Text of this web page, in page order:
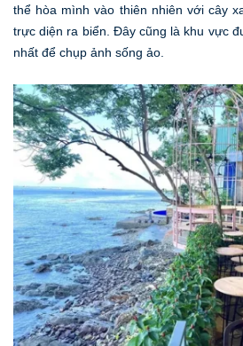
thể hòa mình vào thiên nhiên với cây
trực diện ra biển. Đây cũng là khu vực
nhất để chụp ảnh sống ảo.